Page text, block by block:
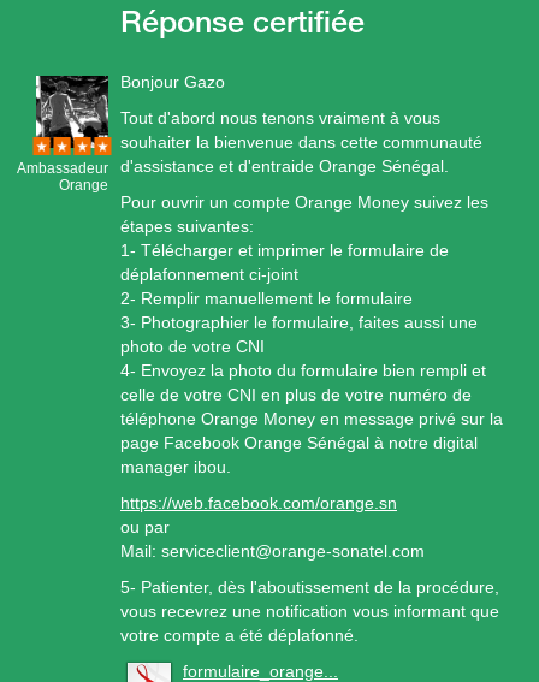
Ambassadeur
Orange
Bonjour Gazo
Tout d'abord nous tenons vraiment à vous
souhaiter la bienvenue dans cette communauté
d'assistance et d'entraide Orange Sénégal.
Pour ouvrir un compte Orange Money suivez les
étapes suivantes:
1- Télécharger et imprimer le formulaire de
déplafonnement ci-joint
2- Remplir manuellement le formulaire
3- Photographier le formulaire, faites aussi une
photo de votre CNI
4- Envoyez la photo du formulaire bien rempli et
celle de votre CNI en plus de votre numéro de
téléphone Orange Money en message privé sur la
page Facebook Orange Sénégal à notre digital
manager ibou.
https://web.facebook.com/orange.sn
ou par
Mail: serviceclient@orange-sonatel.com
5- Patienter, dès l'aboutissement de la procédure,
vous recevrez une notification vous informant que
votre compte a été déplafonné.
formulaire_orange...